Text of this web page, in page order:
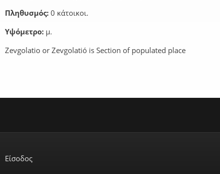
Πληθυσμός: 0 κάτοικοι.
Υψόμετρο: μ.
Zevgolatio or Zevgolatió is Section of populated place
Είσοδος